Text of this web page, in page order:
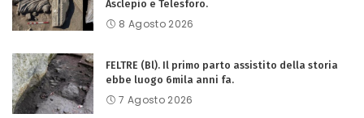
Asclepio e Telesforo.
8 Agosto 2026
FELTRE (Bl). Il primo parto assistito della storia
ebbe luogo 6mila anni fa.
7 Agosto 2026